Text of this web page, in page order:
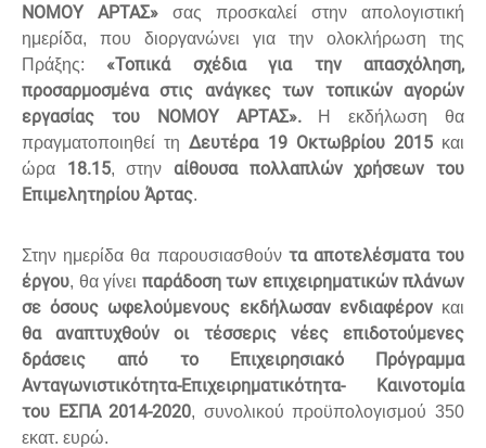
ΝΟΜΟΥ ΑΡΤΑΣ» σας προσκαλεί στην απολογιστική
ημερίδα, που διοργανώνει για την ολοκλήρωση της
Πράξης: «Τοπικά σχέδια για την απασχόληση,
προσαρμοσμένα στις ανάγκες των τοπικών αγορών
εργασίας του ΝΟΜΟΥ ΑΡΤΑΣ».
Η εκδήλωση θα
πραγματοποιηθεί τη Δευτέρα 19 Οκτωβρίου 2015 και
ώρα 18.15, στηναίθουσα πολλαπλών χρήσεων του
Επιμελητηρίου Άρτας.
Στην ημερίδα θα παρουσιασθούν τα αποτελέσματα του
έργου, θα γίνει παράδοση των επιχειρηματικών πλάνων
σε όσους ωφελούμενους εκδήλωσαν ενδιαφέρονκαι
θα αναπτυχθούν οι τέσσερις νέες επιδοτούμενες
δράσεις από το Επιχειρησιακό Πρόγραμμα
Ανταγωνιστικότητα-Επιχειρηματικότητα- Καινοτομία
του ΕΣΠΑ 2014-2020, συνολικού προϋπολογισμού 350
εκατ. ευρώ.